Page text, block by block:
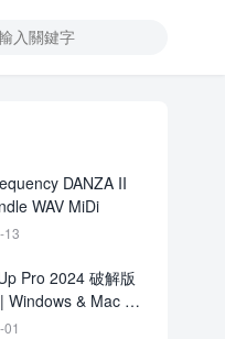
DANZA II
WAV MiDi
13
Pro 2024 破解版
Windows & Mac 完